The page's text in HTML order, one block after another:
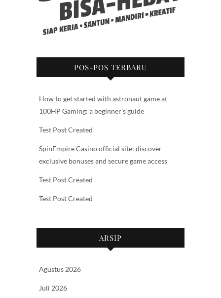
POS-POS TERBARU
How to get started with astronaut game at
100HP Gaming: a beginner’s guide
Test Post Created
SpinEmpire Casino official site: discover
exclusive bonuses and secure game access
Test Post Created
Test Post Created
ARSIP
Agustus 2026
Juli 2026